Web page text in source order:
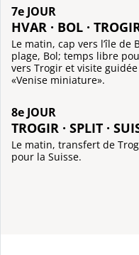
7e JOUR
HVAR · BOL ·
Le matin, cap vers l’île
plage, Bol; temps libre
vers Trogir et visite
«Venise miniature».
8e JOUR
TROGIR · SPLIT ·
Le matin, transfert de
pour la Suisse.